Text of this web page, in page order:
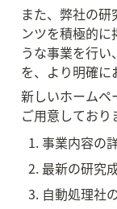
また、弊社の
ンツを積極的
うな事業を行
を、より明確に
新しいホームペ
ご用意しており
事業内容の
最新の研究
自動処理社